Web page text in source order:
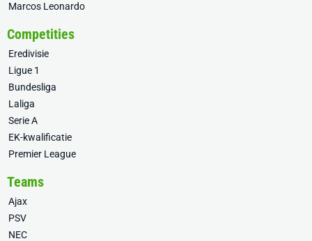
Marcos Leonardo
Competities
Eredivisie
Ligue 1
Bundesliga
Laliga
Serie A
EK-kwalificatie
Premier League
Teams
Ajax
PSV
NEC